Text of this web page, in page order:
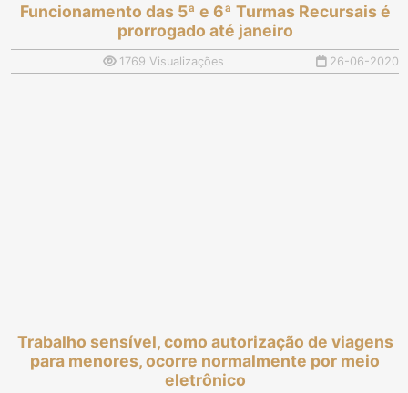
Funcionamento das 5ª e 6ª Turmas Recursais é
prorrogado até janeiro
1769 Visualizações 26-06-2020
Trabalho sensível, como autorização de viagens
para menores, ocorre normalmente por meio
eletrônico